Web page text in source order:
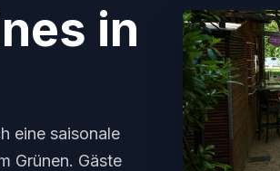
in
eine saisonale
Grünen. Gäste